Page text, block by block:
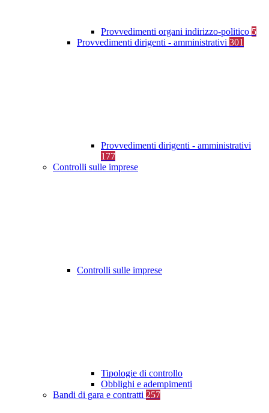
Provvedimenti organi indirizzo-politico 5
Provvedimenti dirigenti - amministrativi 301
Provvedimenti dirigenti - amministrativi
177
Controlli sulle imprese
Controlli sulle imprese
Tipologie di controllo
Obblighi e adempimenti
Bandi di gara e contratti 257